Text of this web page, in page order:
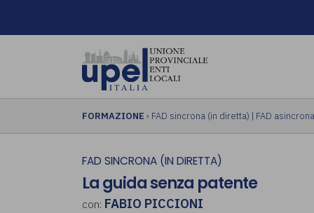
FORMAZIONE › FAD sincrona (in diretta) | FAD
FAD SINCRONA (IN DIRETTA)
La guida senza patente
con: FABIO PICCIONI